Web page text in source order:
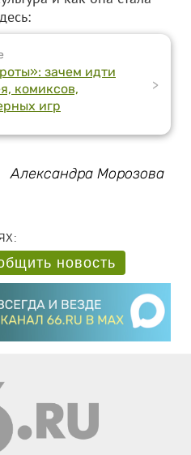
зачем идти
комиксов,
игр
>
Александра Морозова
новость